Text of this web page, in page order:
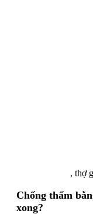
, thợ
Chống thấm
xong?